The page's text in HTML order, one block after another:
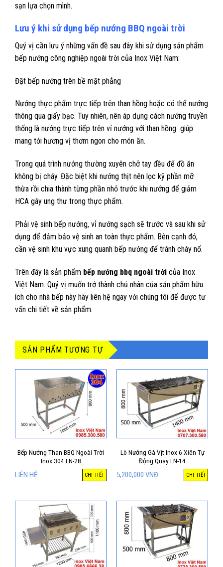
sạn lựa chọn mình.
Lưu ý khi sử dụng bếp nướng BBQ ngoài trời
Quý vị cần lưu ý những vấn đề sau đây khi sử dụng sản phẩm
bếp nướng công nghiệp ngoài trời của Inox Việt Nam:
Đặt bếp nướng trên bề mặt phẳng
Nướng thực phẩm trực tiếp trên than hồng hoặc có thể nướng
thông qua giấy bạc. Tuy nhiên, nên áp dụng cách nướng truyền
thống là nướng trực tiếp trên vỉ nướng với than hồng giúp
mang tới hương vị thơm ngon cho món ăn.
Trong quá trình nướng thường xuyên chở tay đều để đồ ăn
không bị cháy. Đặc biệt khi nướng thịt nên lọc kỹ phần mỡ
thừa rồi chia thành từng phần nhỏ trước khi nướng để giảm
HCA gây ung thư trong thực phẩm.
Phải vệ sinh bếp nướng, vỉ nướng sạch sẽ trước và sau khi sử
dụng để đảm bảo vệ sinh an toàn thực phẩm. Bên cạnh đó,
cần vệ sinh khu vực xung quanh bếp nướng để tránh cháy nổ.
Trên đây là sản phẩm bếp nướng bbq ngoài trời của Inox
Việt Nam. Quý vị muốn trở thành chủ nhân của sản phẩm hữu
ích cho nhà bếp này hãy liên hệ ngay với chúng tôi để được tư
vấn chi tiết về sản phẩm.
SẢN PHẨM TƯƠNG TỰ
Bếp Nướng Than BBQ Ngoài Trời
Inox 304 LN-28
LIÊN HỆ CHI TIẾT
Lò Nướng Gà Vịt Inox 6 Xiên Tự
Động Quay LN-14
5,200,000 VNĐ CHI TIẾT